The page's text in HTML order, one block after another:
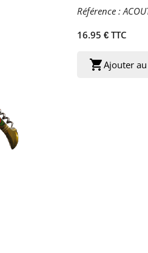
Référence :
16.95 € TTC
shopping_cartAjouter